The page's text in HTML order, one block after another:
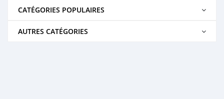
CATÉGORIES POPULAIRES
AUTRES CATÉGORIES